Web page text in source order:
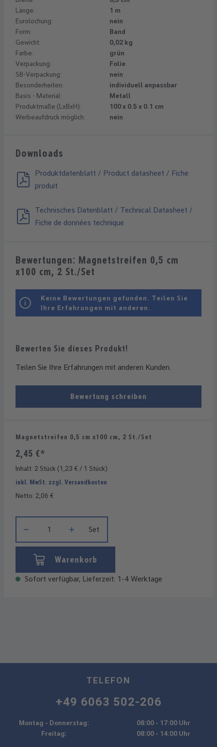
Länge:
1 m
Eurolochung:
nein
Form:
Band
Gewicht:
0,02 kg
Farbe:
grün
Verpackung:
Folie
SB-Verpackung:
nein
Besonderheiten:
individuell anpassbar
Basis - Material:
Metall
Produktmaße (LxBxH):
100 x 0.5 x 0.1 cm
Werbeaufdruck möglich:
nein
Downloads
Produktdatenblatt / Product datasheet / Fiche
produit
Technisches Datenblatt / Technical Datasheet /
Fiche de données technique
Bewertungen: Magnetstreifen 0,5 cm
x100 cm, 2 St./Set
Bewerten Sie dieses Produkt!
Teilen Sie Ihre Erfahrungen mit anderen Kunden.
Bewertung schreiben
Keine Bewertungen gefunden. Teilen Sie
Ihre Erfahrungen mit anderen.
Magnetstreifen 0,5 cm x100 cm, 2 St./Set
2,45 €*
Inhalt: 2 Stück (1,23 € / 1 Stück)
inkl. MwSt. zzgl. Versandkosten
Netto: 2,06 €
Set
Warenkorb
Sofort verfügbar, Lieferzeit: 1-4 Werktage
TELEFON
+49 6063 502-206
Montag - Donnerstag:
08:00 - 17:00 Uhr
Freitag:
08:00 - 14:00 Uhr